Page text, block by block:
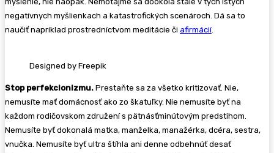
negatívnych myšlienkach a katastrofických scenároch. Dá sa to
naučiť napríklad prostredníctvom meditácie či afirmácií.
Designed by Freepik
Stop perfekcionizmu. Prestaňte sa za všetko kritizovať. Nie,
nemusíte mať domácnosť ako zo škatuľky. Nie nemusíte byť na
každom rodičovskom združení s pätnásťminútovým predstihom.
Nemusíte byť dokonalá matka, manželka, manažérka, dcéra, sestra,
vnučka. Nemusíte byť ultra štíhla ani denne odbehnúť desať